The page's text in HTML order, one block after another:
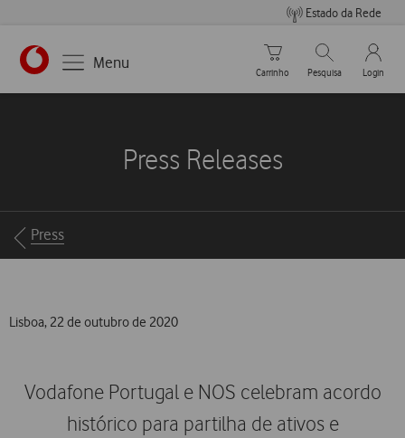
Estado da Rede
https://www.vodafone.pt
Menu
Carrinho de compras
Carrinho
Pesquisar
Pesquisa
My
Login
Press Releases
Breadcrumbs
Press
Lisboa, 22 de outubro de 2020
Vodafone Portugal e NOS celebram acordo
histórico para partilha de ativos e